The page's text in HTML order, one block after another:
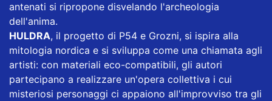
antenati si ripropone disvelando l'archeologia
dell'anima.
HULDRA, il progetto di P54 e Grozni, si ispira alla
mitologia nordica e si sviluppa come una chiamata agli
artisti: con materiali eco-compatibili, gli autori
partecipano a realizzare un'opera collettiva i cui
misteriosi personaggi ci appaiono all'improvviso tra gli